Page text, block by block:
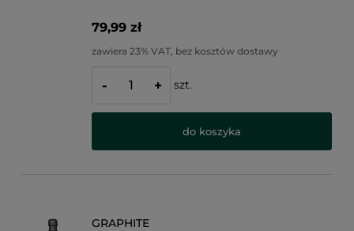
79,99 zł
zawiera 23% VAT, bez kosztów dostawy
- + szt.
do koszyka
GRAPHITE